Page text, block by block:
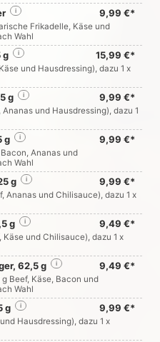
9,99 €*
i
Frikadelle, Käse und
Wahl
g 15,99 €*
i
und Hausdressing), dazu 1 x
g 9,99 €*
i
und Hausdressing), dazu 1
g 9,99 €*
i
Ananas und
Wahl
g 9,99 €*
i
Ananas und Chilisauce), dazu 1 x
g 9,49 €*
i
Käse und Chilisauce), dazu 1 x
62,5 g 9,49 €*
i
Beef, Käse, Bacon und
Wahl
g 9,99 €*
i
Hausdressing), dazu 1 x